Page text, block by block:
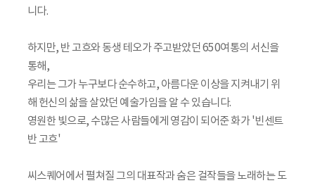
니다.
하지만, 반 고흐와 동생 테오가 주고받았던 650여통의 서신을
통해,
우리는 그가 누구보다 순수하고, 아름다운 이상을 지켜내기 위
해 헌신의 삶을 살았던 예술가임을 알 수 있습니다.
영원한 빛으로, 수많은 사람들에게 영감이 되어준 화가 '빈센트
반 고흐'
씨스퀘어에서 펼쳐질 그의 대표작과 숨은 걸작들을 노래하는 도